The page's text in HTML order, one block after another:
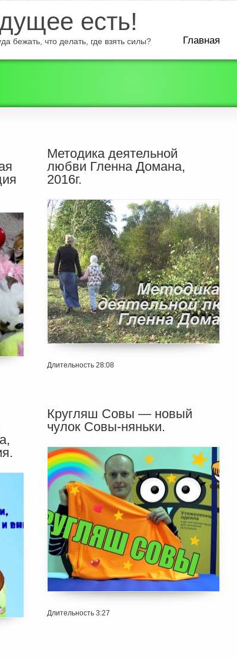
есть!
бежать, что делать, где взять силы? Главная
Методика деятельной
любви Гленна Домана,
2016г.
Длительность 28:08
Кругляш Совы — новый
чулок Совы-няньки.
Длительность 3:27